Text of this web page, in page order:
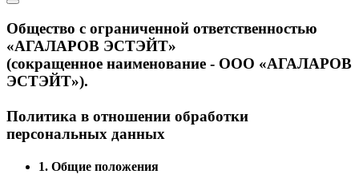
Общество с ограниченной ответственностью
«АГАЛАРОВ ЭСТЭЙТ»
(сокращенное наименование - ООО «АГАЛАРОВ
ЭСТЭЙТ»).
Политика в отношении обработки
персональных данных
1. Общие положения